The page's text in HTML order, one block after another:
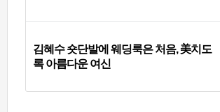
김혜수 숏단발에 웨딩룩은 처음, 美치도
록 아름다운 여신